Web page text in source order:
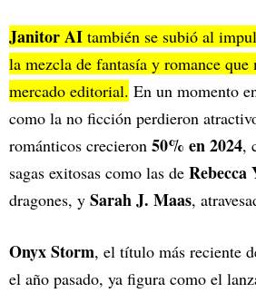
Janitor AI también se subió al
la mezcla de fantasía y romance
mercado editorial. En un momento
como la no ficción perdieron
románticos crecieron 50% en 2024,
sagas exitosas como las de Rebecca
dragones, y Sarah J. Maas,
Onyx Storm, el título más reciente
el año pasado, ya figura como el